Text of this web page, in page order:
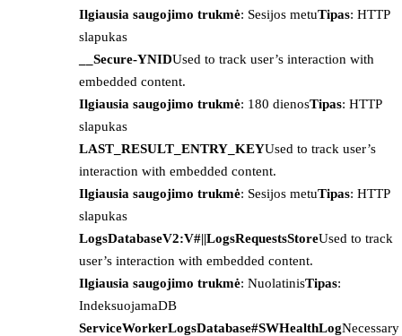
Ilgiausia saugojimo trukmė: Sesijos metuTipas: HTTP
slapukas
__Secure-YNIDUsed to track user’s interaction with
embedded content.
Ilgiausia saugojimo trukmė: 180 dienosTipas: HTTP
slapukas
LAST_RESULT_ENTRY_KEYUsed to track user’s
interaction with embedded content.
Ilgiausia saugojimo trukmė: Sesijos metuTipas: HTTP
slapukas
LogsDatabaseV2:V#||LogsRequestsStoreUsed to track
user’s interaction with embedded content.
Ilgiausia saugojimo trukmė: NuolatinisTipas:
IndeksuojamaDB
ServiceWorkerLogsDatabase#SWHealthLogNecessary